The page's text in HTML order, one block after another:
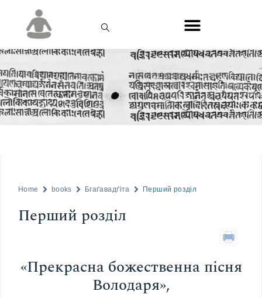
Home books Бгаґавадґіта Перший розділ
Перший розділ
«Прекрасна божественна пісня
Володаря»,